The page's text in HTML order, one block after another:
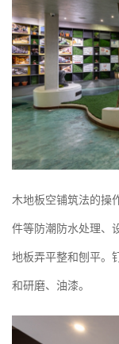
木地板空铺筑法的操
件等防潮防水处理、
地板弄平整和刨平。
和研磨、油漆。